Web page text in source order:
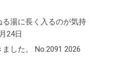
湯に長く入るのが気持
24日
した。 No.2091 2026